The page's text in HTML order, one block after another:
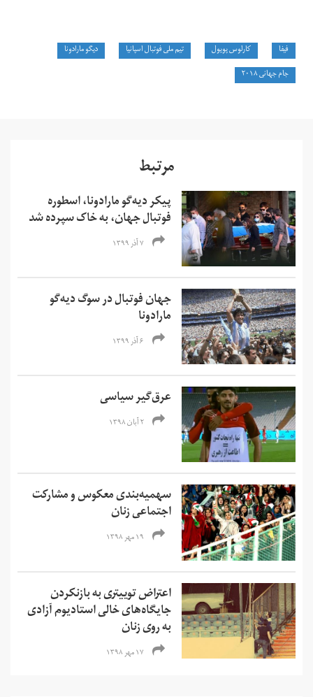
فیفا کارلوس پویول تیم‌ ‌ملی فوتبال اسپانیا
دیگو مارادونا
جام جهانی ۲۰۱۸
مرتبط
پیکر دیه‌گو مارادونا، اسطوره
فوتبال جهان، به خاک سپرده شد
۷ آذر ۱۳۹۹
جهان فوتبال در سوگ دیه‌گو
مارادونا
۶ آذر ۱۳۹۹
عرق­‌گیر سیاسی
۲ آبان ۱۳۹۸
سهمیه‌بندی معکوس و مشارکت
اجتماعی زنان
۱۹ مهر ۱۳۹۸
اعتراض توییتری به بازنکردن
جایگاه‌های خالی استادیوم آزادی
به روی زنان
۱۷ مهر ۱۳۹۸